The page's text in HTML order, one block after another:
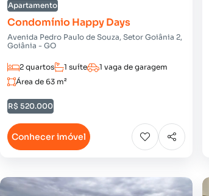
Apartamento
Condomínio Happy Days
Avenida Pedro Paulo de Souza, Setor Goiânia 2,
Goiânia - GO
2 quartos 1 suíte
1 vaga de garagem
Área de 63 m²
R$ 520.000
Conhecer imóvel